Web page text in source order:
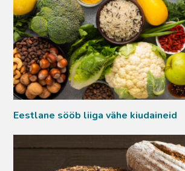
Eestlane sööb liiga vähe kiudaineid